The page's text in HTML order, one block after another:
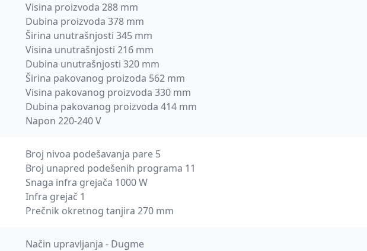
Visina proizvoda 288 mm
Dubina proizvoda 378 mm
Širina unutrašnjosti 345 mm
Visina unutrašnjosti 216 mm
Dubina unutrašnjosti 320 mm
Širina pakovanog proizoda 562 mm
Visina pakovanog proizvoda 330 mm
Dubina pakovanog proizvoda 414 mm
Napon 220-240 V
Broj nivoa podešavanja pare 5
Broj unapred podešenih programa 11
Snaga infra grejača 1000 W
Infra grejač 1
Prečnik okretnog tanjira 270 mm
Način upravljanja - Dugme